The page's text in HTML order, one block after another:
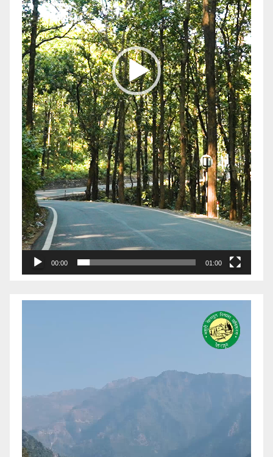
00:00 01:00